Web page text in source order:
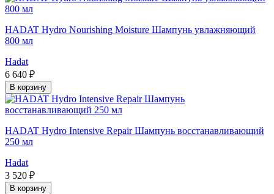
HADAT Hydro Nourishing Moisture Шампунь увлажняющий
800 мл
Hadat
6 640 ₽
В корзину
HADAT Hydro Intensive Repair Шампунь восстанавливающий
250 мл
Hadat
3 520 ₽
В корзину